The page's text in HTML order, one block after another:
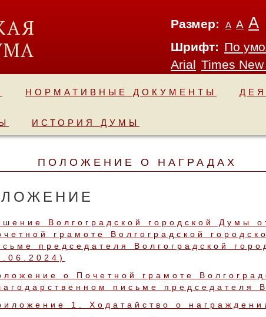
Размер: А А А
Шрифт: По
Arial Times
НОРМАТИВНЫЕ ДОКУМЕНТЫ
ИСТОРИЯ ДУМЫ
ПОЛОЖЕНИЕ О НАГРАДАХ
Волгоградской городской Думы
грамоте Волгоградской
председателя Волгоградской
о Почетной грамоте
письме председателя
1. Ходатайство о